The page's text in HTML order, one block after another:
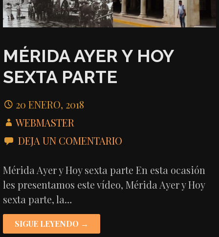
MÉRIDA AYER Y HOY
SEXTA PARTE
20 ENERO, 2018
WEBMASTER
DEJA UN COMENTARIO
Mérida Ayer y Hoy sexta parte En esta ocasión
les presentamos este vídeo, Mérida Ayer y Hoy
sexta parte, la…
SIGUE LEYENDO →